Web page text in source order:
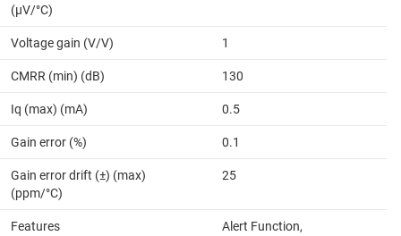
(µV/°C)
Voltage gain (V/V) 1
CMRR (min) (dB) 130
Iq (max) (mA) 0.5
Gain error (%) 0.1
Gain error drift (±) (max)
(ppm/°C)
25
Features
Alert Function,